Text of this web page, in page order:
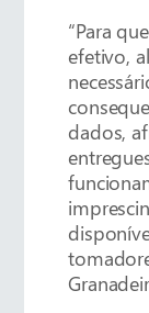
“Para
efetivo,
dados,